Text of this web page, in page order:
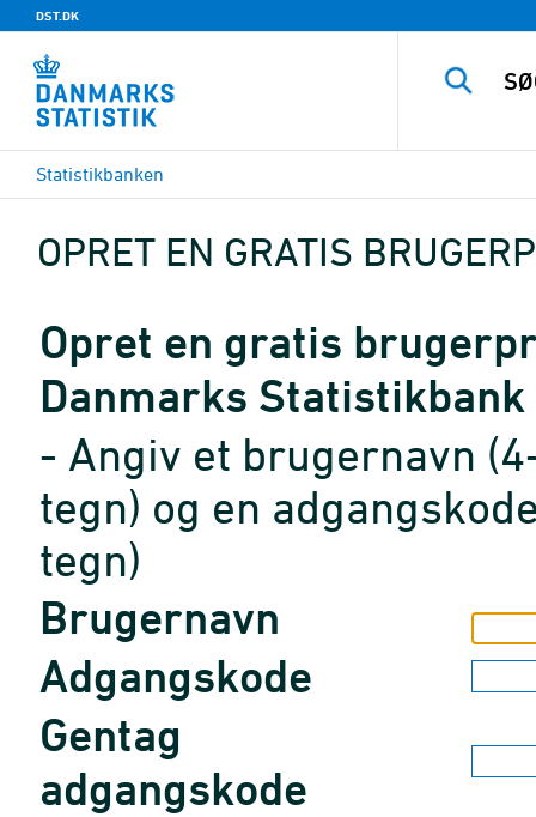
DST.DK
Statistikbanken
OPRET EN GRATIS
Opret en gratis
Danmarks Statistikbank
- Angiv et brugernavn
tegn) og en
tegn)
Brugernavn
Adgangskode
Gentag
adgangskode